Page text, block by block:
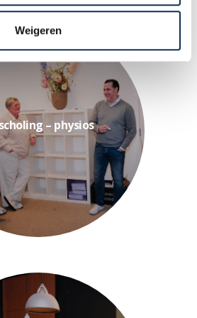
Weigeren
– physios
ondersteunen we
met fysiotherapie
via Physios, een
nascholingsprogramma
en e-
omgeving. Met...